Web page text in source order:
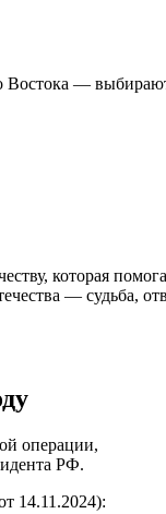
Востока —
которая
— судьба,
операции,
РФ.
14.11.2024):